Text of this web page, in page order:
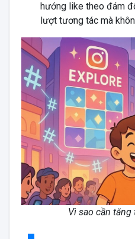
hướng like theo đám
lượt tương tác mà
Vì sao cần tăng